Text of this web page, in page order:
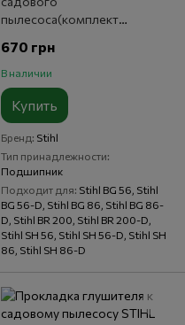
пылесоса(комплект
56, BG 86
670 грн
В наличии
Купить
Бренд Stihl
Тип принадлежности
Подшипник
Подходит для Stihl BG 56, Stihl
BG 56-D, Stihl BG 86, Stihl BG 86-
D, Stihl BR 200, Stihl BR 200-D,
Stihl SH 56, Stihl SH 56-D, Stihl SH
86, Stihl SH 86-D